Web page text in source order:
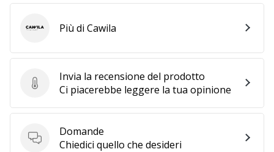
Invia la recensione del prodotto
Invia la recensione del prodotto
Ci piacerebbe leggere la tua opinione
Domande
Domande
Chiedici quello che desideri
CawilaPiù di Cawila